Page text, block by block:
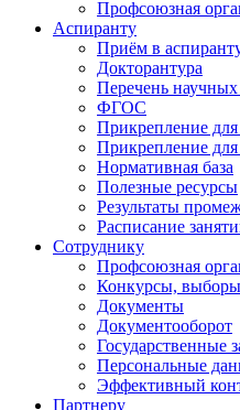
Профсоюзная
Аспиранту
Приём в
Докторантура
Перечень научных
ФГОС
Прикрепление
Прикрепление для
Нормативная база
Полезные ресурсы
Результаты
Расписание
Сотруднику
Профсоюзная
Конкурсы, выборы
Документы
Документооборот
Государственные
Персональные
Эффективный
Партнеру